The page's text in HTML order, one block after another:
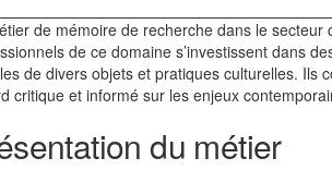
de mémoire de recherche dans le
de ce domaine s’investissent dans
de divers objets et pratiques culturelles. Ils
critique et informé sur les enjeux
du métier